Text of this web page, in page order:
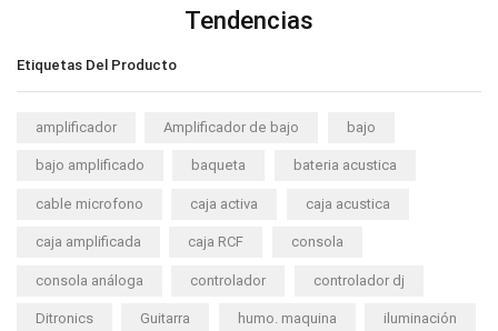
Tendencias
Etiquetas Del Producto
amplificador Amplificador de bajo bajo
bajo amplificado baqueta bateria acustica
cable microfono caja activa caja acustica
caja amplificada caja RCF consola
consola análoga controlador controlador dj
Ditronics Guitarra humo. maquina iluminación